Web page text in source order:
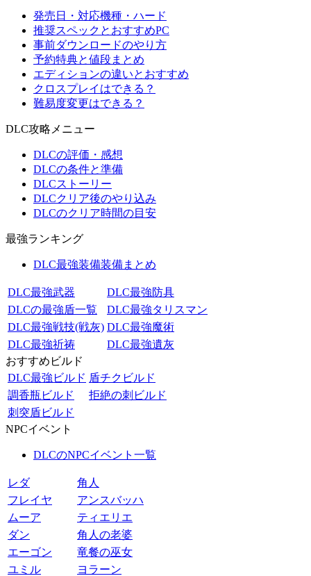
発売日・対応機種・ハード
推奨スペックとおすすめPC
事前ダウンロードのやり方
予約特典と値段まとめ
エディションの違いとおすすめ
クロスプレイはできる？
難易度変更はできる？
DLC攻略メニュー
DLCの評価・感想
DLCの条件と準備
DLCストーリー
DLCクリア後のやり込み
DLCのクリア時間の目安
最強ランキング
DLC最強装備装備まとめ
DLC最強武器
DLC最強防具
DLCの最強盾一覧
DLC最強タリスマン
DLC最強戦技(戦灰) DLC最強魔術
DLC最強祈祷
DLC最強遺灰
おすすめビルド
DLC最強ビルド 盾チクビルド
調香瓶ビルド
拒絶の刺ビルド
刺突盾ビルド
NPCイベント
DLCのNPCイベント一覧
レダ
角人
フレイヤ
アンスバッハ
ムーア
ティエリエ
ダン
角人の老婆
エーゴン
竜餐の巫女
ユミル
ヨラーン